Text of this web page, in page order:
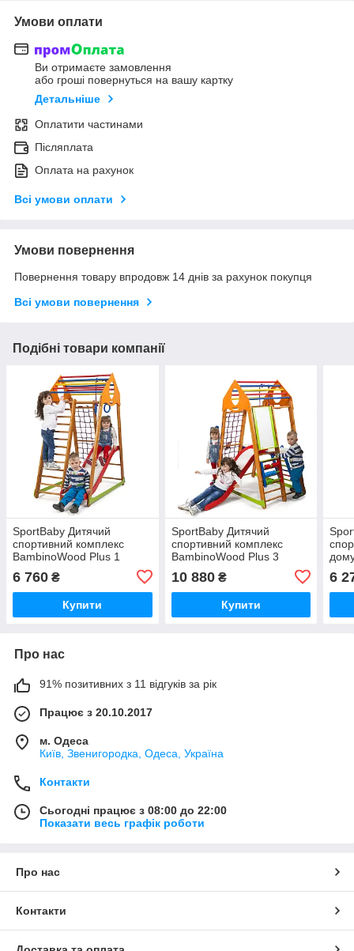
Умови оплати
Ви отримаєте замовлення
або гроші повернуться на вашу картку
Детальніше
Оплатити частинами
Післяплата
Оплата на рахунок
Всі умови оплати
Умови повернення
Повернення товару впродовж 14 днів за рахунок покупця
Всі умови повернення
Подібні товари компанії
SportBaby Дитячий
спортивний комплекс
BambinoWood Plus 1
6 760 ₴
Купити
SportBaby Дитячий
спортивний комплекс
BambinoWood Plus 3
10 880₴
Купити
6
Про нас
91% позитивних з 11 відгуків за рік
Працює з 20.10.2017
м. Одеса
Київ, Звенигородка, Одеса, Україна
Контакти
Сьогодні працює з 08:00 до 22:00
Показати весь графік роботи
Про нас
Контакти